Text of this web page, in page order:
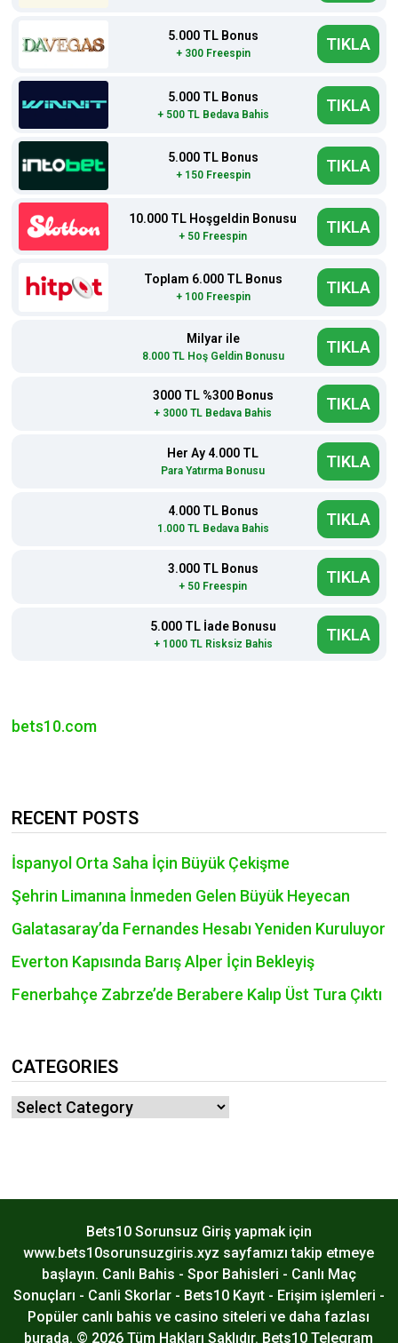
5.000 TL Bonus
+ 300 Freespin TIKLA
5.000 TL Bonus
+ 500 TL Bedava Bahis TIKLA
5.000 TL Bonus
+ 150 Freespin TIKLA
10.000 TL Hoşgeldin Bonusu
+ 50 Freespin TIKLA
Toplam 6.000 TL Bonus
+ 100 Freespin TIKLA
Milyar ile
8.000 TL Hoş Geldin Bonusu TIKLA
3000 TL %300 Bonus
+ 3000 TL Bedava Bahis TIKLA
Her Ay 4.000 TL TIKLA
4.000 TL Bonus TIKLA
3.000 TL Bonus
5.000 TL İade Bonusu
RECENT POSTS
İspanyol Orta Saha İçin Büyük Çekişme
Şehrin Limanına İnmeden Gelen Büyük Heyecan
Galatasaray’da Fernandes Hesabı Yeniden Kuruluyor
Everton Kapısında Barış Alper İçin Bekleyiş
Fenerbahçe Zabrze’de Berabere Kalıp Üst Tura Çıktı
CATEGORIES
Categories
Bets10 Sorunsuz Giriş yapmak için
www.bets10sorunsuzgiris.xyz sayfamızı takip etmeye
başlayın. Canlı Bahis - Spor Bahisleri - Canlı Maç
Sonuçları - Canli Skorlar - Bets10 Kayıt - Erişim işlemleri -
Popüler canlı bahis ve casino siteleri ve daha fazlası